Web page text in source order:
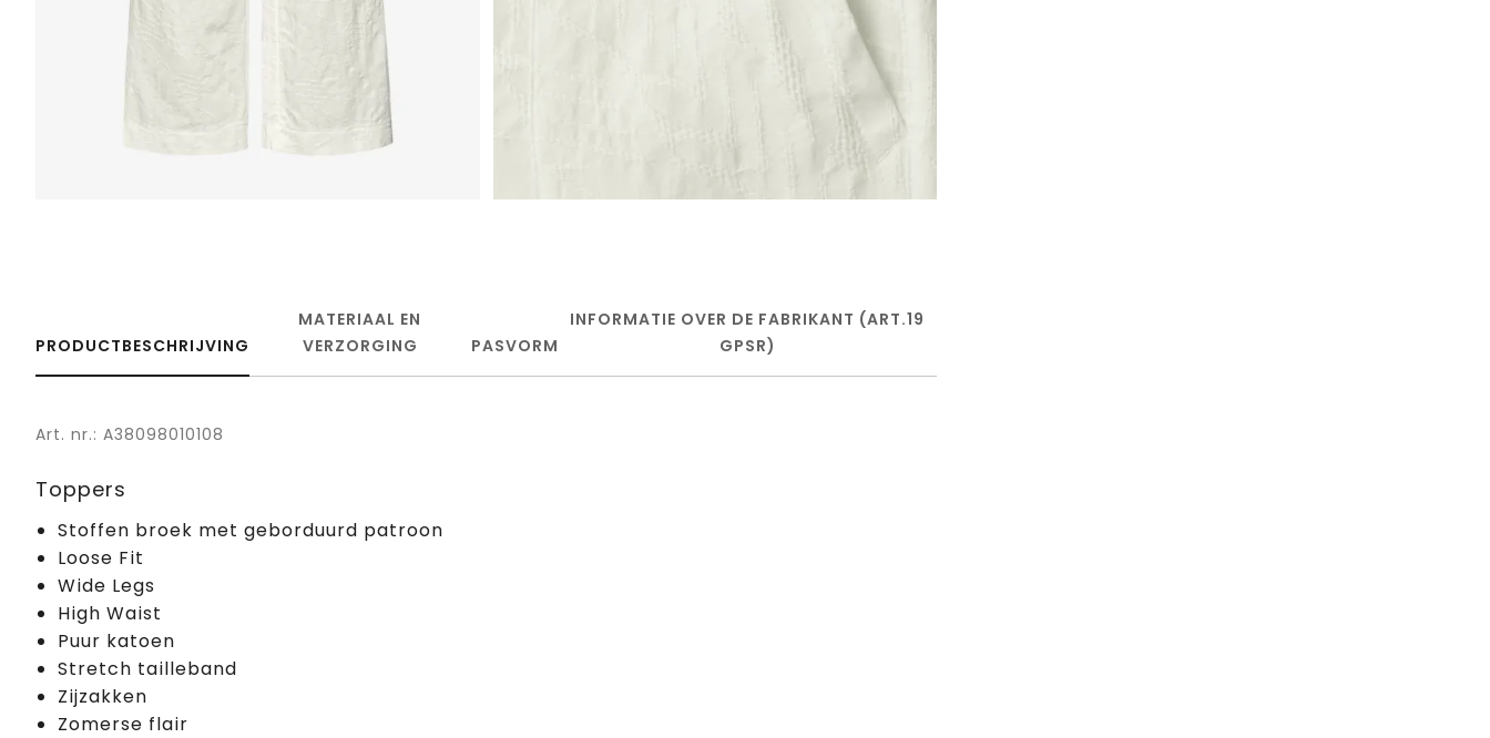
PRODUCTBESCHRIJVING
MATERIAAL EN
VERZORGING
PASVORM
INFORMATIE OVER DE FABRIKANT (ART.19
GPSR)
Art. nr.: A38098010108
Toppers
Stoffen broek met geborduurd patroon
Loose Fit
Wide Legs
High Waist
Puur katoen
Stretch tailleband
Zijzakken
Zomerse flair